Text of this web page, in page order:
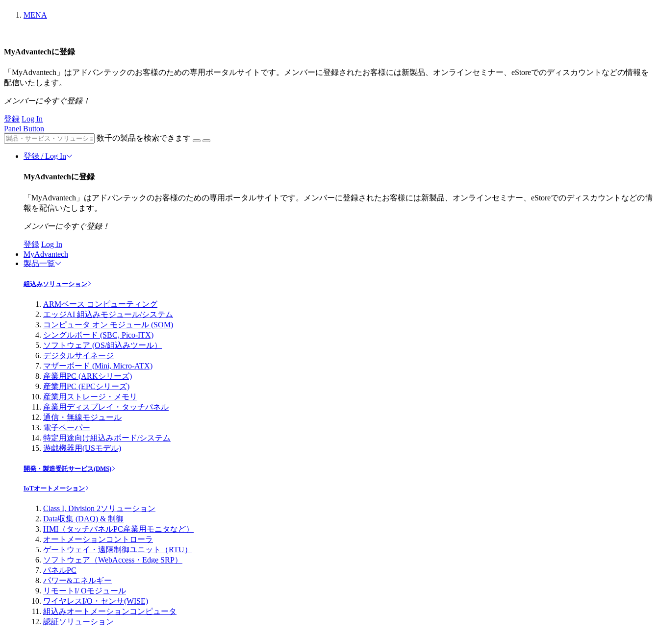
MENA
MyAdvantechに登録
「MyAdvantech」はアドバンテックのお客様のための専用ポータルサイトです。メンバーに登録されたお客様には新製品、オンラインセミナー、eStoreでのディスカウントなどの情報を
配信いたします。
メンバーに今すぐ登録！
登録 Log In
Panel Button
数千の製品を検索できます
登録 / Log In
MyAdvantechに登録
「MyAdvantech」はアドバンテックのお客様のための専用ポータルサイトです。メンバーに登録されたお客様には新製品、オンラインセミナー、eStoreでのディスカウントなどの情
報を配信いたします。
メンバーに今すぐ登録！
登録 Log In
MyAdvantech
製品一覧
組込みソリューション
ARMベース コンピューティング
エッジAI 組込みモジュール/システム
コンピュータ オン モジュール (SOM)
シングルボード (SBC, Pico-ITX)
ソフトウェア (OS/組込みツール）
デジタルサイネージ
マザーボード (Mini, Micro-ATX)
産業用PC (ARKシリーズ)
産業用PC (EPCシリーズ)
産業用ストレージ・メモリ
産業用ディスプレイ・タッチパネル
通信・無線モジュール
電子ペーパー
特定用途向け組込みボード/システム
遊戯機器用(USモデル)
開発・製造受託サービス(DMS)
IoTオートメーション
Class I, Division 2ソリューション
Data収集 (DAQ) & 制御
HMI（タッチパネルPC産業用モニタなど）
オートメーションコントローラ
ゲートウェイ・遠隔制御ユニット（RTU）
ソフトウェア（WebAccess・Edge SRP）
パネルPC
パワー&エネルギー
リモートI/ Oモジュール
ワイヤレスI/O・センサ(WISE)
組込みオートメーションコンピュータ
認証ソリューション